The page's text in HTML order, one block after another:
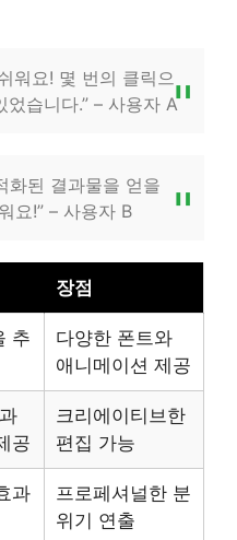
워요! 몇 번의 클릭으
습니다.” – 사용자 A
화된 결과물을 얻을
요!” – 사용자 B
장점
추
다양한 폰트와
애니메이션 제공
공
크리에이티브한
편집 가능
과
프로페셔널한 분
위기 연출